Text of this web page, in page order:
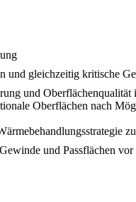
und gleichzeitig kritische
und
Oberflächen nach
und Passflächen